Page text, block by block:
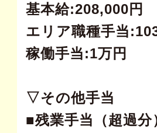
基本給:208,000円
エリア職種手当
稼働手当:1万円
▽その他手当
■残業手当（超過分